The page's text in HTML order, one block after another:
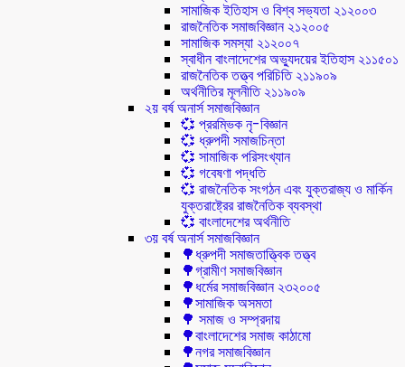
সামাজিক ইতিহাস ও বিশ্ব সভ্যতা ২১২০০৩
রাজনৈতিক সমাজবিজ্ঞান ২১২০০৫
সামাজিক সমস্যা ২১২০০৭
স্বাধীন বাংলাদেশের অভ্যুদয়ের ইতিহাস ২১১৫০১
রাজনৈতিক তত্ত্ব পরিচিতি ২১১৯০৯
অর্থনীতির মূলনীতি ২১১৯০৯
২য় বর্ষ অনার্স সমাজবিজ্ঞান
💞 প্ররম্ভিক নৃ-বিজ্ঞান
💞 ধ্রুপদী সমাজচিন্তা
💞 সামাজিক পরিসংখ্যান
💞 গবেষণা পদ্ধতি
💞 রাজনৈতিক সংগঠন এবং যুক্তরাজ্য ও মার্কিন
যুক্তরাষ্ট্রের রাজনৈতিক ব্যবস্থা
💞 বাংলাদেশের অর্থনীতি
৩য় বর্ষ অনার্স সমাজবিজ্ঞান
🌳ধ্রুপদী সমাজতাত্ত্বিক তত্ত্ব
🌳গ্রামীণ সমাজবিজ্ঞান
🌳ধর্মের সমাজবিজ্ঞান ২৩২০০৫
🌳সামাজিক অসমতা
🌳 সমাজ ও সম্প্রদায়
🌳বাংলাদেশের সমাজ কাঠামো
🌳নগর সমাজবিজ্ঞান